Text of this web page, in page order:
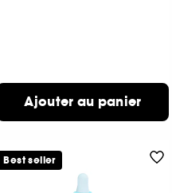
Ajouter au panier
Best seller